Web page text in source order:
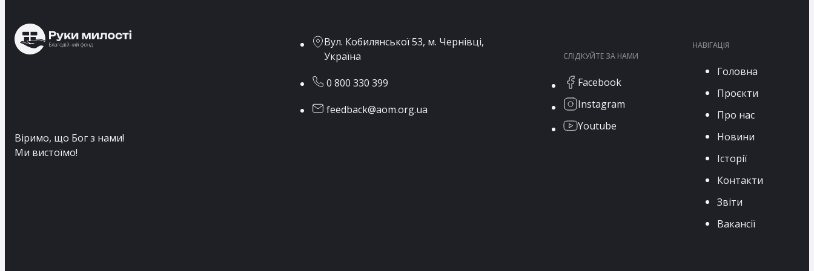
Віримо, що Бог з нами!
Ми вистоїмо!
Вул. Кобилянської 53, м. Чернівці,
Україна
0 800 330 399
feedback@aom.org.ua
СЛІДКУЙТЕ ЗА НАМИ
Facebook
Instagram
Youtube
НАВІГАЦІЯ
Головна
Проєкти
Про нас
Новини
Історії
Контакти
Звіти
Вакансії